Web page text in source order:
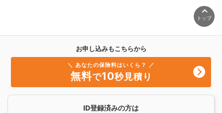
トップ
お申し込みもこちらから
＼ あなたの保険料はいくら？ ／
無料で10秒見積り
ID登録済みの方は